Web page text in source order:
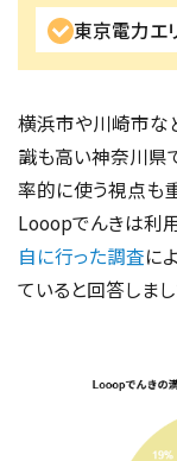
東京電力エ
横浜市や川崎市な
識も高い神奈川県
率的に使う視点も
Looopでんきは利
自に行った調査に
ていると回答しまし